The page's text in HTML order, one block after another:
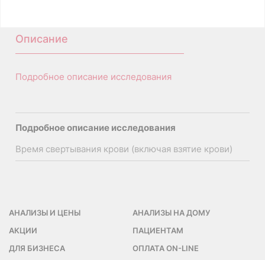
Описание
Подробное описание исследования
Подробное описание исследования
Время свертывания крови (включая взятие крови)
АНАЛИЗЫ И ЦЕНЫ
АНАЛИЗЫ НА ДОМУ
АКЦИИ
ПАЦИЕНТАМ
ДЛЯ БИЗНЕСА
ОПЛАТА ON-LINE